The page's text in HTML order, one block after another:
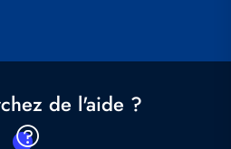
de l'aide ?